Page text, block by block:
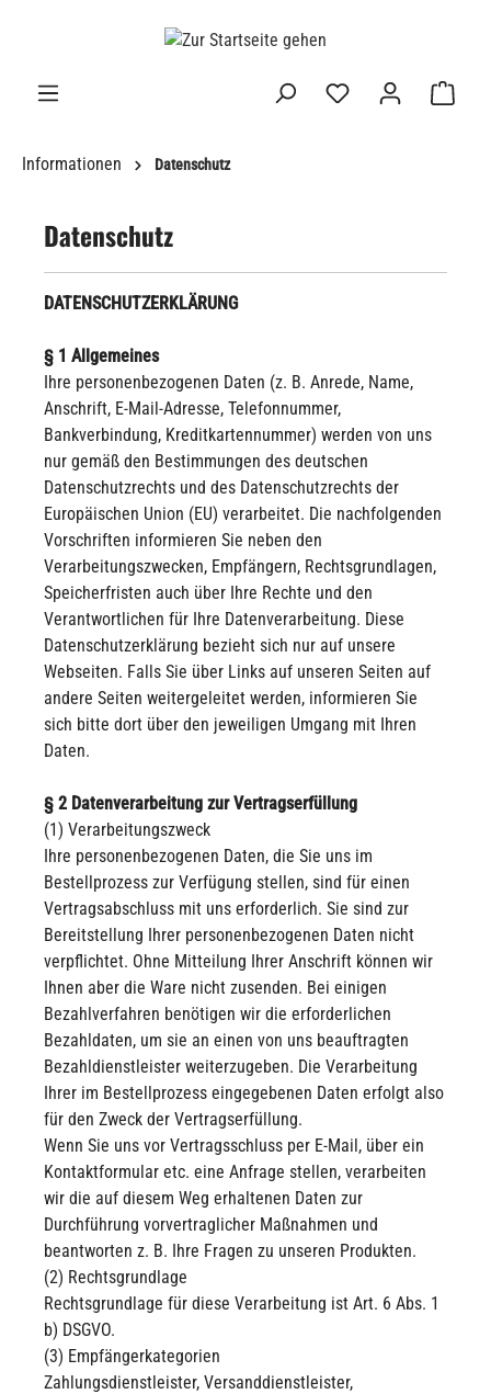
Informationen Datenschutz
Datenschutz
DATENSCHUTZERKLÄRUNG
§ 1 Allgemeines
Ihre personenbezogenen Daten (z. B. Anrede, Name,
Anschrift, E-Mail-Adresse, Telefonnummer,
Bankverbindung, Kreditkartennummer) werden von uns
nur gemäß den Bestimmungen des deutschen
Datenschutzrechts und des Datenschutzrechts der
Europäischen Union (EU) verarbeitet. Die nachfolgenden
Vorschriften informieren Sie neben den
Verarbeitungszwecken, Empfängern, Rechtsgrundlagen,
Speicherfristen auch über Ihre Rechte und den
Verantwortlichen für Ihre Datenverarbeitung. Diese
Datenschutzerklärung bezieht sich nur auf unsere
Webseiten. Falls Sie über Links auf unseren Seiten auf
andere Seiten weitergeleitet werden, informieren Sie
sich bitte dort über den jeweiligen Umgang mit Ihren
Daten.
§ 2 Datenverarbeitung zur Vertragserfüllung
(1) Verarbeitungszweck
Ihre personenbezogenen Daten, die Sie uns im
Bestellprozess zur Verfügung stellen, sind für einen
Vertragsabschluss mit uns erforderlich. Sie sind zur
Bereitstellung Ihrer personenbezogenen Daten nicht
verpflichtet. Ohne Mitteilung Ihrer Anschrift können wir
Ihnen aber die Ware nicht zusenden. Bei einigen
Bezahlverfahren benötigen wir die erforderlichen
Bezahldaten, um sie an einen von uns beauftragten
Bezahldienstleister weiterzugeben. Die Verarbeitung
Ihrer im Bestellprozess eingegebenen Daten erfolgt also
für den Zweck der Vertragserfüllung.
Wenn Sie uns vor Vertragsschluss per E-Mail, über ein
Kontaktformular etc. eine Anfrage stellen, verarbeiten
wir die auf diesem Weg erhaltenen Daten zur
Durchführung vorvertraglicher Maßnahmen und
beantworten z. B. Ihre Fragen zu unseren Produkten.
(2) Rechtsgrundlage
Rechtsgrundlage für diese Verarbeitung ist Art. 6 Abs. 1
b) DSGVO.
(3) Empfängerkategorien
Zahlungsdienstleister, Versanddienstleister,